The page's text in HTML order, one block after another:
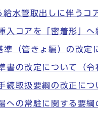
水管取出しに伴うコ
入コアを「密着形」へ
（管きょ編）の改定
書の改定について（令
続取扱要綱の改正につ
への常駐に関する要